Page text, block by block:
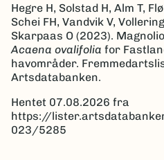
Hegre H, Solstad H, Alm T,
Schei FH, Vandvik V,
Skarpaas O (2023).
Acaena ovalifolia for
havområder.
Artsdatabanken.
Hentet 07.08.2026 fra
https://
023/5285